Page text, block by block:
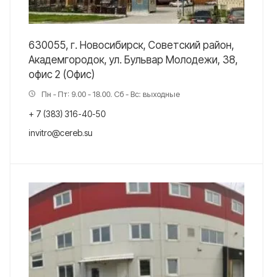
630055, г. Новосибирск, Советский район,
Академгородок, ул. Бульвар Молодежи, 38,
офис 2 (Офис)
Пн - Пт: 9.00 - 18.00. Сб - Вс: выходные
+ 7 (383) 316-40-50
invitro@cereb.su